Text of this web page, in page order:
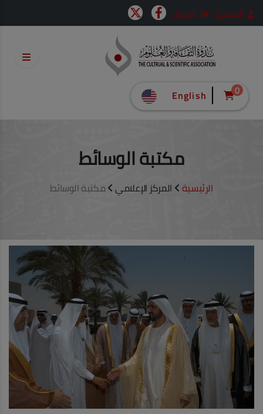
التسجيل الدخول
0
English
مكتبة الوسائط
الرئيسية المركز الإعلامي مكتبة الوسائط